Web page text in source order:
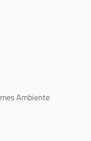
Ambiente